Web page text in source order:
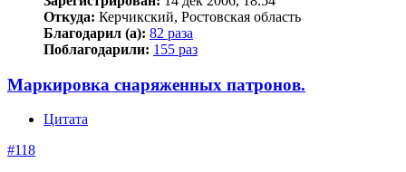
Откуда: Керчикский, Ростовская область
Благодарил (а): 82 раза
Поблагодарили: 155 раз
Маркировка снаряженных патронов.
Цитата
#118